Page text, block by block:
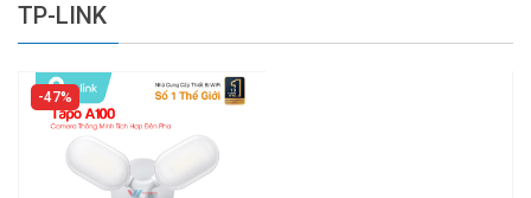
TP-LINK
47%